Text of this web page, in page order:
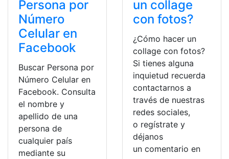
Persona por
Número
Celular en
Facebook
Buscar Persona por
Número Celular en
Facebook. Consulta
el nombre y
apellido de una
persona de
cualquier país
mediante su
un collage
con fotos?
¿Cómo hacer un
collage con fotos?
Si tienes alguna
inquietud recuerda
contactarnos a
través de nuestras
redes sociales,
o regístrate y
déjanos
un comentario en